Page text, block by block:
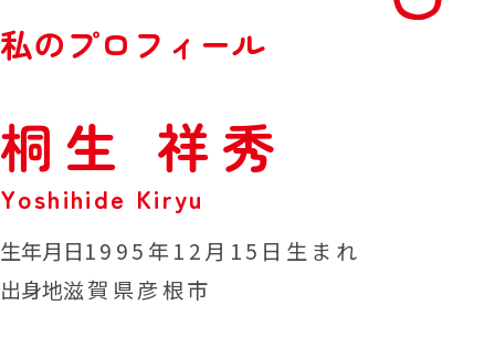
私のプロ フ ィ ール
桐 生 祥秀
Yoshihide Kiryu
生年月日1995年12月15日生まれ
出身地滋賀県彦根市